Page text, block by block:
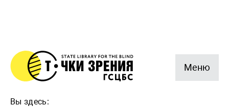
Меню
Вы здесь: